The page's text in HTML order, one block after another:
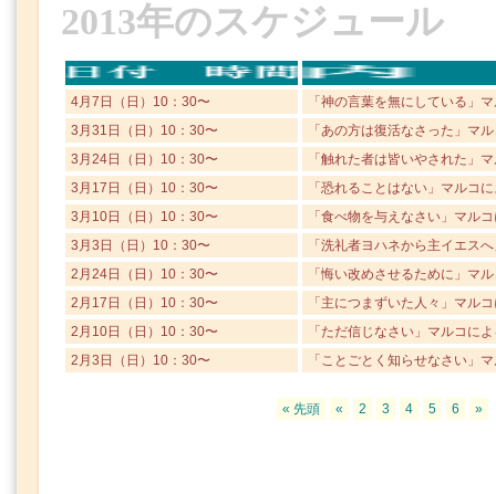
2013年のスケジュール
4月7日（日）10：30〜
「神の言葉を無にしている」
3月31日（日）10：30〜
「あの方は復活なさった」マ
3月24日（日）10：30〜
「触れた者は皆いやされた」
3月17日（日）10：30〜
「恐れることはない」マルコ
3月10日（日）10：30〜
「食べ物を与えなさい」マル
3月3日（日）10：30〜
「洗礼者ヨハネから主イエス
2月24日（日）10：30〜
「悔い改めさせるために」マ
2月17日（日）10：30〜
「主につまずいた人々」マル
2月10日（日）10：30〜
「ただ信じなさい」マルコに
2月3日（日）10：30〜
「ことごとく知らせなさい」
« 先頭 « 2 3 4 5 6 »